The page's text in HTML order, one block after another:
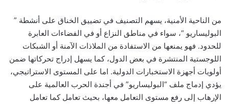
من الناحية الأمنية، يسهم التصنيف في تضييق الخناق على أنشطة ”
البوليساريو “، سواء في مناطق النزاع أو في الفضاءات العابرة
للحدود. فهو يمنعها من الاستفادة من الملاذات الآمنة أو الشبكات
اللوجستية المنتشرة في بعض الدول، كما يسهل إدراج تحركاتها ضمن
أولويات أجهزة الاستخبارات الدولية. اما على المستوى الاستراتيجي،
يؤدي إدماج ملف “البوليساريو” في أجندة الحرب العالمية على
الإرهاب إلى رفع مستوى التعامل معها، بحيث تعامل كما تعامل